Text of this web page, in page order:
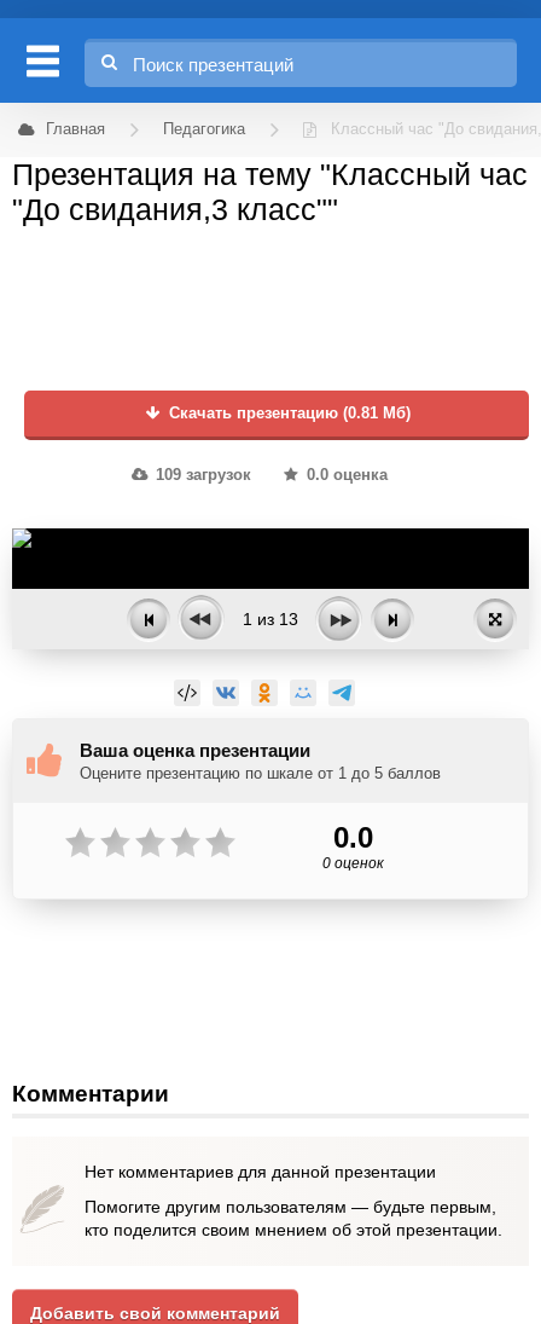
Главная Педагогика Классный час "До
Презентация на тему "Классный час
"До свидания,3 класс""
Скачать презентацию (0.81 Мб)
109 загрузок 0.0 оценка
1 из 13
Ваша оценка презентации
Оцените презентацию по шкале от 1 до 5 баллов
0.0
0 оценок
Комментарии
Нет комментариев для данной презентации
Помогите другим пользователям — будьте первым,
кто поделится своим мнением об этой презентации.
Добавить свой комментарий